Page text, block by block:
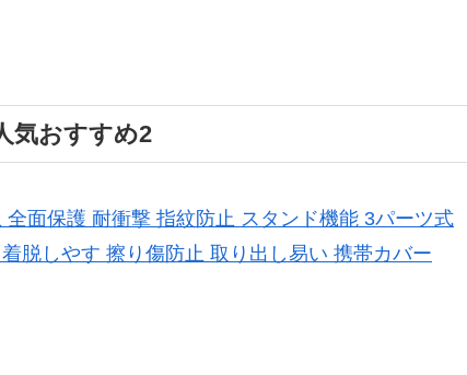
気おすすめ2
面保護 耐衝撃 指紋防止 スタンド機能 3パーツ式
脱しやす 擦り傷防止 取り出し易い 携帯カバー